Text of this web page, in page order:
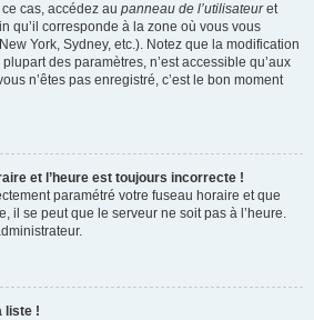
cas, accédez au panneau de l’utilisateuret
qu’il corresponde à la zone où vous vous
York, Sydney, etc.). Notez que la modification
des paramètres, n’est accessible qu’aux
n’êtes pas enregistré, c’est le bon moment
et l’heure est toujours incorrecte !
paramétré votre fuseau horaire et que
il se peut que le serveur ne soit pas à l’heure.
liste !